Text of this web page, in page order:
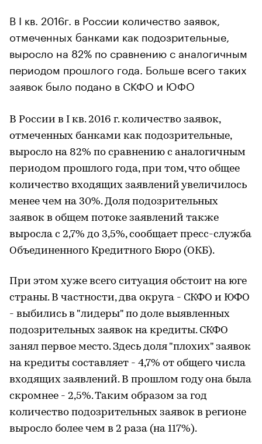
В I кв. 2016г. в России количество заявок,
отмеченных банками как подозрительные,
выросло на 82% по сравнению с аналогичным
периодом прошлого года. Больше всего таких
заявок было подано в СКФО и ЮФО
В России в I кв. 2016 г. количество заявок,
отмеченных банками как подозрительные,
выросло на 82% по сравнению с аналогичным
периодом прошлого года, при том, что общее
количество входящих заявлений увеличилось
менее чем на 30%. Доля подозрительных
заявок в общем потоке заявлений также
выросла с 2,7% до 3,5%, сообщает пресс-служба
Объединенного Кредитного Бюро (ОКБ).
При этом хуже всего ситуация обстоит на юге
страны. В частности, два округа - СКФО и ЮФО
- выбились в "лидеры" по доле выявленных
подозрительных заявок на кредиты. СКФО
занял первое место. Здесь доля "плохих" заявок
на кредиты составляет - 4,7% от общего числа
входящих заявлений. В прошлом году она была
скромнее - 2,5%. Таким образом за год
количество подозрительных заявок в регионе
выросло более чем в 2 раза (на 117%).